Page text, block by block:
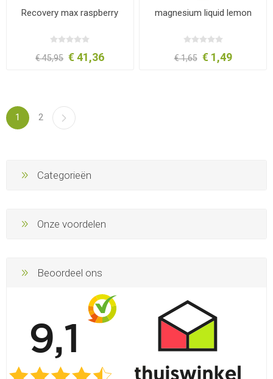
Recovery max raspberry
€ 45,95 € 41,36
magnesium liquid lemon
€ 1,65 € 1,49
1 2
Categorieën
Onze voordelen
Beoordeel ons